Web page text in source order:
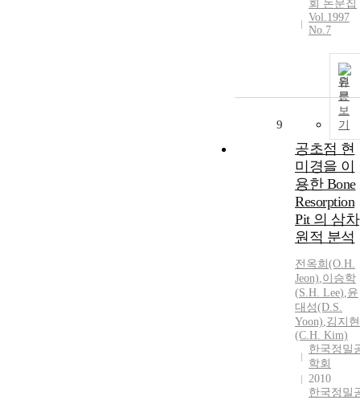
회 논문집
Vol.1997
No.7
원
문
보
기
9
공초점 현
미경을 이
용한 Bone
Resorption
Pit 의 삼차
원적 분석
전옥희(O.H.
Jeon),이승학
(S.H. Lee),윤
대성(D.S.
Yoon),김지현
(C.H. Kim)
한국정밀
학회
2010
한국정밀